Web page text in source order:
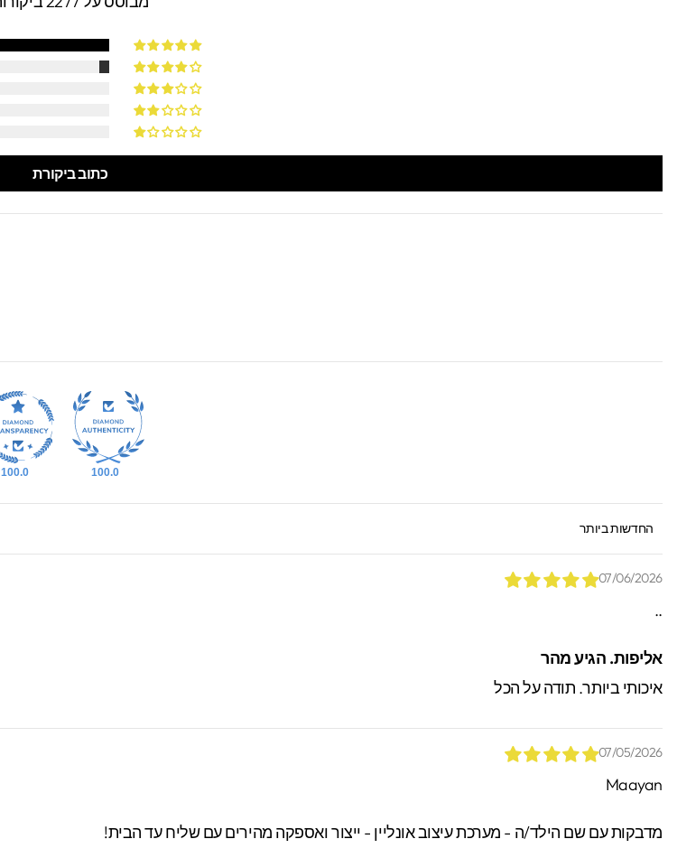
*הזמנות באיסוף עצמי ישמרו בסטודיו עד 60 ימים. מעבר לזמן זה לא
ניתן לאתר / לקבל הזמנות.
כתוב ביקורת
100.0
100.0
SORT BY
07/06/2026
..
אליפות. הגיע מהר
איכותי ביותר. תודה על הכל
07/05/2026
Maayan
מדבקות עם שם הילד/ה - מערכת עיצוב אונליין - ייצור ואספקה מהירים עם שליח עד הבית!